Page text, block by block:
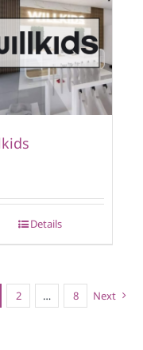
Details
2 … 8 Next